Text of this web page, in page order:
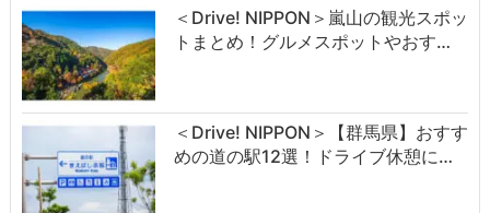
＜Drive! NIPPON＞嵐山の観光スポッ
トまとめ！グルメスポットやおす…
＜Drive! NIPPON＞【群馬県】おすす
めの道の駅12選！ドライブ休憩に…